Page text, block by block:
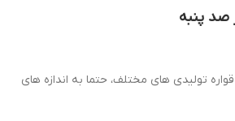
صد پنبه
تولیدی های مختلف، حتما به اندازه های